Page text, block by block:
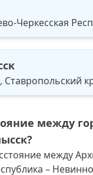
Черкесская
между
между
–